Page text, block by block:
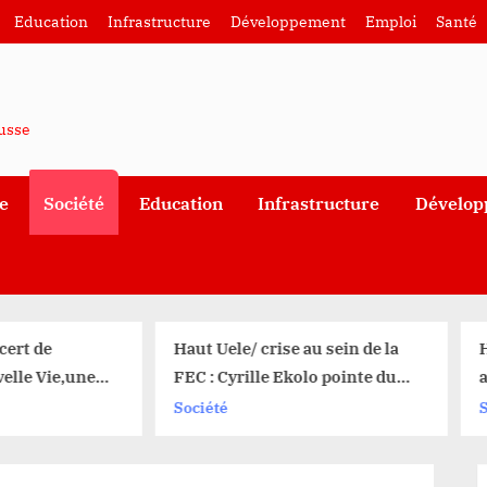
Education Infrastructure Développement Emploi Santé
Société Education Infrastructure
Uele/ crise au sein de la
: Cyrille Ekolo pointe du
doigt le duo Corneille Nangaa
Haut-Uele : Felly Ututu
annonce officiellement
ne sera plus candidat